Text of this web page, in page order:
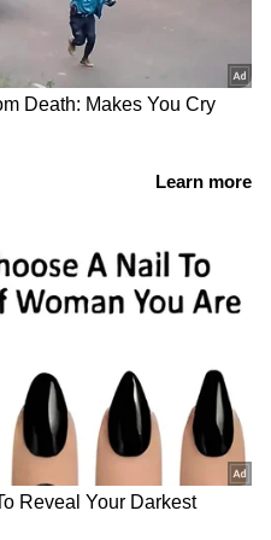
തിലകൻ; ഖലീഫ ക്യാരക്ടർ
പോസ്റ്റർ പുറത്ത്